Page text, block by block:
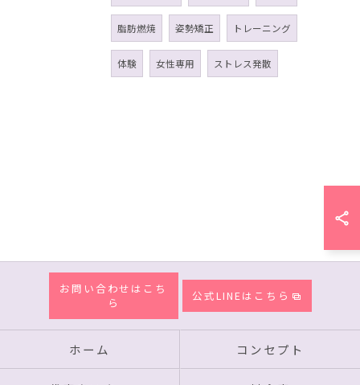
脂肪燃焼 姿勢矯正 トレーニング
体験 女性専用 ストレス発散
お問い合わせはこち
ら
公式LINEはこちら
ホーム コンセプト